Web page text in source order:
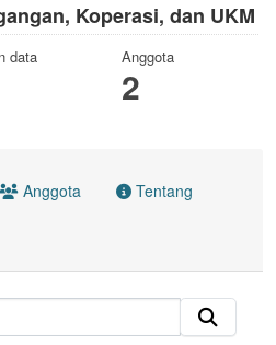
Koperasi, dan UKM
data Anggota
2
Anggota Tentang